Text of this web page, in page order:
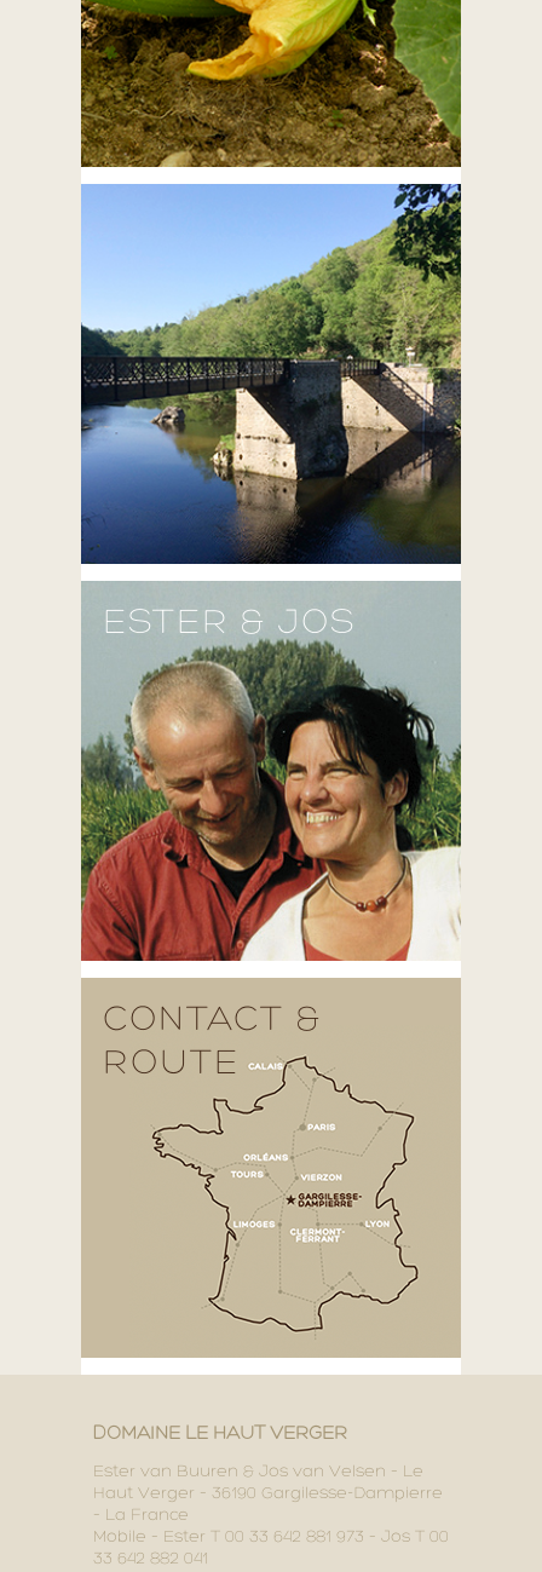
ESTER & JOS
CONTACT &
ROUTE
DOMAINE LE HAUT VERGER
Ester van Buuren & Jos van Velsen – Le
Haut Verger – 36190 Gargilesse-Dampierre
– La France
Mobile – Ester T 00 33 642 881 973 – Jos T 00
33 642 882 041